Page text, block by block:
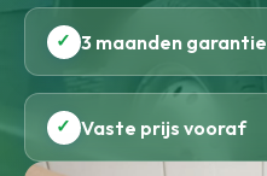
✓ 3 maanden garantie
✓ Vaste prijs vooraf